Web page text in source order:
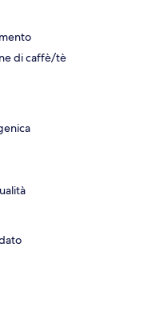
di caffè/tè